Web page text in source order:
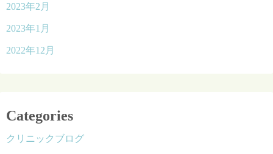
2023年2月
2023年1月
2022年12月
Categories
クリニックブログ